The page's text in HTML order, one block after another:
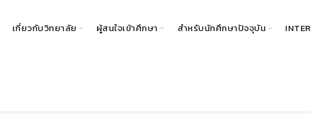
เกี่ยวกับวิทยาลัย ผู้สนใจเข้าศึกษา สำหรับนักศึกษาปัจจุบัน INTER